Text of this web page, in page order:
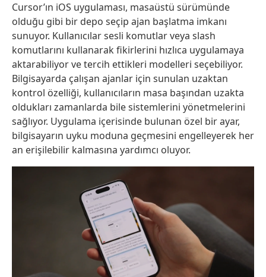
Cursor’ın iOS uygulaması, masaüstü sürümünde
olduğu gibi bir depo seçip ajan başlatma imkanı
sunuyor. Kullanıcılar sesli komutlar veya slash
komutlarını kullanarak fikirlerini hızlıca uygulamaya
aktarabiliyor ve tercih ettikleri modelleri seçebiliyor.
Bilgisayarda çalışan ajanlar için sunulan uzaktan
kontrol özelliği, kullanıcıların masa başından uzakta
oldukları zamanlarda bile sistemlerini yönetmelerini
sağlıyor. Uygulama içerisinde bulunan özel bir ayar,
bilgisayarın uyku moduna geçmesini engelleyerek her
an erişilebilir kalmasına yardımcı oluyor.